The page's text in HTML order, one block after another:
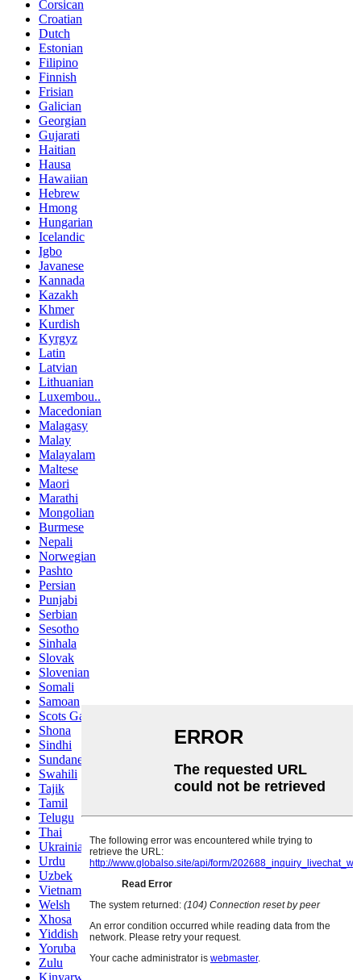
Corsican
Croatian
Dutch
Estonian
Filipino
Finnish
Frisian
Galician
Georgian
Gujarati
Haitian
Hausa
Hawaiian
Hebrew
Hmong
Hungarian
Icelandic
Igbo
Javanese
Kannada
Kazakh
Khmer
Kurdish
Kyrgyz
Latin
Latvian
Lithuanian
Luxembou..
Macedonian
Malagasy
Malay
Malayalam
Maltese
Maori
Marathi
Mongolian
Burmese
Nepali
Norwegian
Pashto
Persian
Punjabi
Serbian
Sesotho
Sinhala
Slovak
Slovenian
Somali
Samoan
Scots Gaelic
Shona
Sindhi
Sundanese
Swahili
Tajik
Tamil
Telugu
Thai
Ukrainian
Urdu
Uzbek
Vietnamese
Welsh
Xhosa
Yiddish
Yoruba
Zulu
Kinyarwanda